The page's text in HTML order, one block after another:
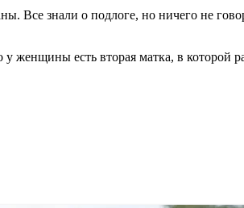
Все знали о подлоге, но ничего не
женщины есть вторая матка, в которой